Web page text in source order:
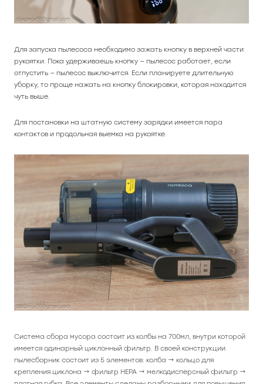
Для запуска пылесоса необходимо зажать кнопку в верхней части
рукоятки. Пока удерживаешь кнопку — пылесос работает, если
отпустить — пылесос выключится. Если планируете длительную
уборку, то проще нажать на кнопку блокировки, которая находится
чуть выше.
Для постановки на штатную систему зарядки имеется пара
контактов и продольная выемка на рукоятке.
Система сбора мусора состоит из колбы на 700мл, внутри которой
имеется одинарный циклонный фильтр. В своей конструкции
пылесборник состоит из 5 элементов: колба → кольцо для
крепления циклона → фильтр HEPA → мелкодисперсный фильтр →